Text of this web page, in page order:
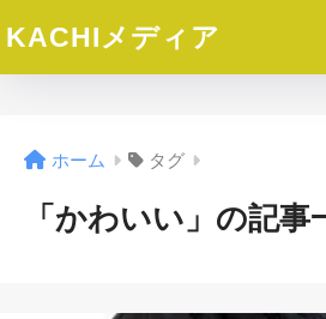
KACHIメディア
ホーム タグ
「かわいい」の記事